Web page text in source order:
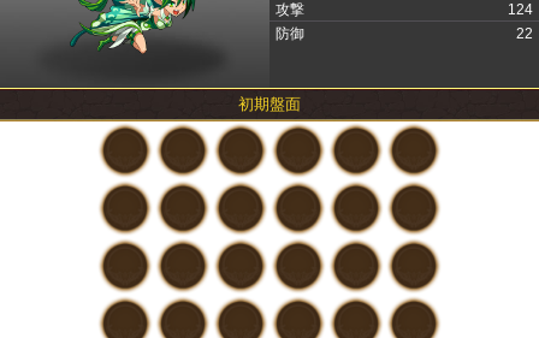
攻撃
124
防御
22
初期盤面